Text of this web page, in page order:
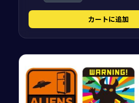
カートに追加